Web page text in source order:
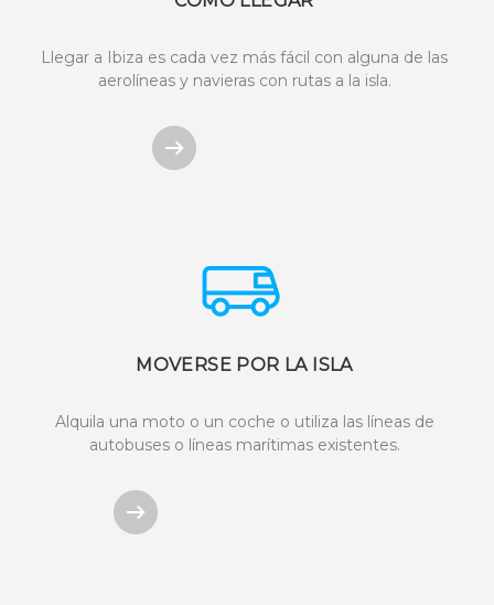
Llegar a Ibiza es cada vez más fácil con alguna de las
aerolíneas y navieras con rutas a la isla.
MOVERSE POR LA ISLA
Alquila una moto o un coche o utiliza las líneas de
autobuses o líneas marítimas existentes.